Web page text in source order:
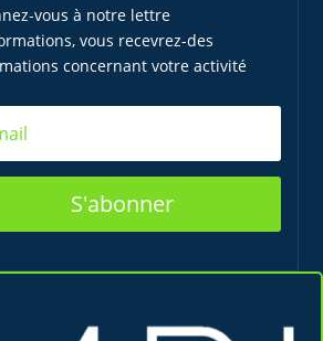
vous à notre lettre
vous recevrez-des
concernant votre activité
S'abonner